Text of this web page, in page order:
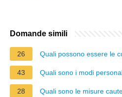
Domande simili
26 Quali possono essere le
43 Quali sono i modi
28 Quali sono le misure